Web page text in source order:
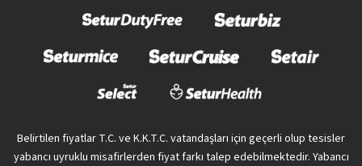
Belirtilen fiyatlar T.C. ve K.K.T.C. vatandaşları için geçerli olup tesisler
yabancı uyruklu misafirlerden fiyat farkı talep edebilmektedir. Yabancı